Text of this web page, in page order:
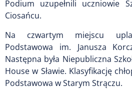
Podium uzupełnili uczniowie
Ciosańcu.
Na czwartym miejscu
Podstawowa im. Janusza
Następna była Niepubliczna
House w Sławie. Klasyfikację
Podstawowa w Starym Strączu.